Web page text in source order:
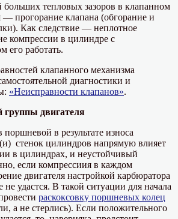
больших тепловых зазоров в клапанном
— прогорание клапана (обгорание и
Как следствие — неплотное
компрессии в цилиндре с
его работать.
клапанного механизма
диагностики и
«Неисправности клапанов».
двигателя
поршневой в результате износа
стенок цилиндров напрямую влияет
в цилиндрах, и неустойчивый
если компрессиия в каждом
двигателя настройкой карбюратора
не удастся. В такой ситуации для начала
раскоксовку поршневых колец
а не стерлись). Если положительного